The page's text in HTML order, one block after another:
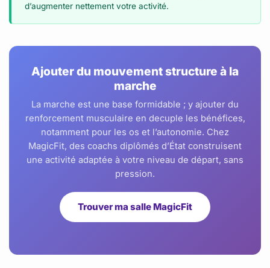
d’augmenter nettement votre activité.
Ajouter du mouvement structure à la
marche
La marche est une base formidable ; y ajouter du
renforcement musculaire en decuple les bénéfices,
notamment pour les os et l’autonomie. Chez
MagicFit, des coachs diplômés d’État construisent
une activité adaptée à votre niveau de départ, sans
pression.
Trouver ma salle MagicFit